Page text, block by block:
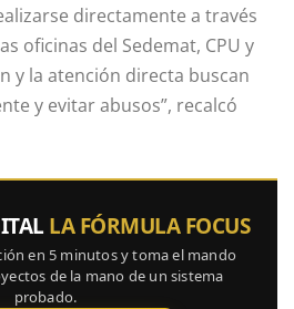
directamente a través
oficinas del Sedemat, CPU y
y la atención directa buscan
y evitar abusos”, recalcó
LA FÓRMULA FOCUS
en 5 minutos y toma el mando
de la mano de un sistema
probado.